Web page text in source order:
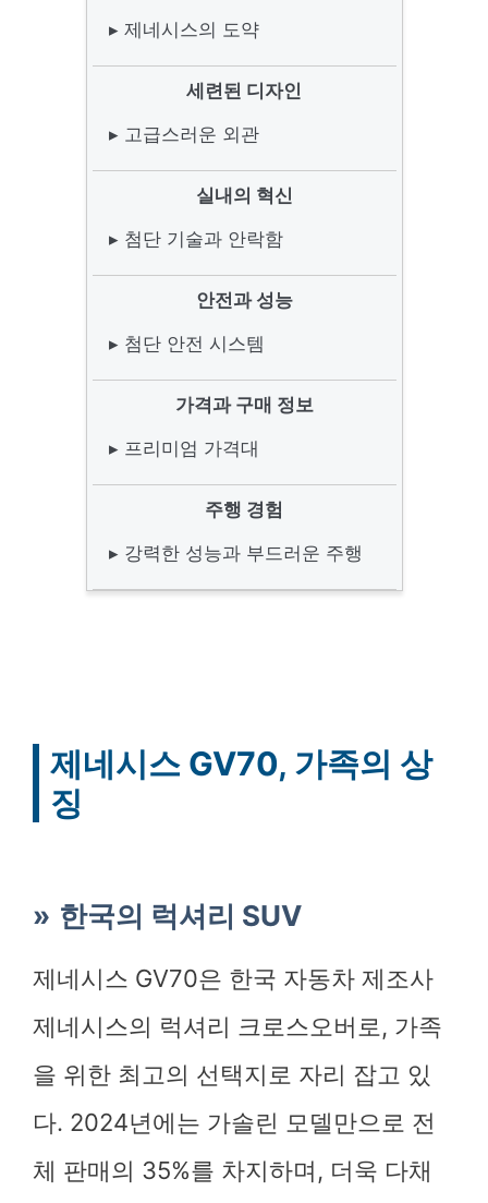
▸ 제네시스의 도약
세련된 디자인
▸ 고급스러운 외관
실내의 혁신
▸ 첨단 기술과 안락함
안전과 성능
▸ 첨단 안전 시스템
가격과 구매 정보
▸ 프리미엄 가격대
주행 경험
▸ 강력한 성능과 부드러운 주행
제네시스 GV70, 가족의 상
징
한국의 럭셔리 SUV
제네시스 GV70은 한국 자동차 제조사
제네시스의 럭셔리 크로스오버로, 가족
을 위한 최고의 선택지로 자리 잡고 있
다. 2024년에는 가솔린 모델만으로 전
체 판매의 35%를 차지하며, 더욱 다채